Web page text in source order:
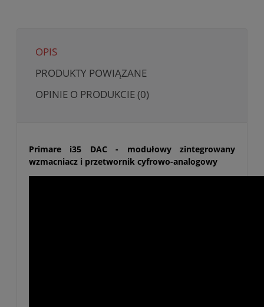
OPIS
PRODUKTY POWIĄZANE
OPINIE O PRODUKCIE (0)
Primare i35 DAC - modułowy zintegrowany
wzmacniacz i przetwornik cyfrowo-analogowy